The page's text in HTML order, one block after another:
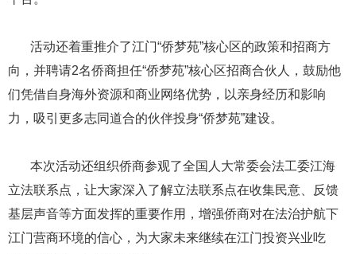
​​​​​​​ ​​​​​​​活动还着重推介了江门“侨梦苑”核心区的政策和招商方
向，并聘请2名侨商担任“侨梦苑”核心区招商合伙人，鼓励他
们凭借自身海外资源和商业网络优势，以亲身经历和影响
力，吸引更多志同道合的伙伴投身“侨梦苑”建设。
​​​​​​​ ​​​​​​​本次活动还组织侨商参观了全国人大常委会法工委江海
立法联系点，让大家深入了解立法联系点在收集民意、反馈
基层声音等方面发挥的重要作用，增强侨商对在法治护航下
江门营商环境的信心，为大家未来继续在江门投资兴业吃